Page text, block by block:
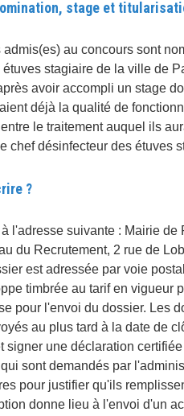
stage et
admis(es) au concours sont
stagiaire de la ville de
avoir accompli un stage
déjà la qualité de
entre le traitement auquel ils
chef désinfecteur des étuves
?
l'adresse suivante : Mairie
du Recrutement, 2 rue de
est adressée par voie
timbrée au tarif en vigueur
pour l'envoi du dossier. Les
au plus tard à la date de
signer une déclaration
sont demandés par
pour justifier qu'ils
donne lieu à l'envoi d'un